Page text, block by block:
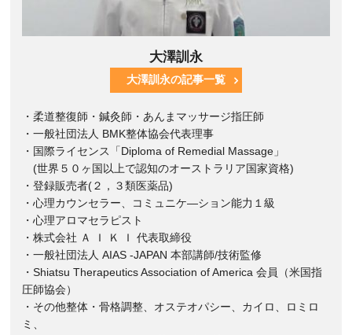
大澤訓永
大澤訓永の記事一覧
・柔道整復師・鍼灸師・あんまマッサージ指圧師
・一般社団法人 BMK整体協会代表理事
・国際ライセンス「Diploma of Remedial Massage」
(世界５０ヶ国以上で認知のオーストラリア国家資格)
・登録販売者(２，３類医薬品)
・心理カウンセラー、コミュニケ―ション能力１級
・心理アロマセラピスト
・株式会社 Ａ Ｉ Ｋ Ｉ 代表取締役
・一般社団法人 AIAS -JAPAN 本部講師/技術監修
・Shiatsu Therapeutics Association of America 会員（米国指
圧師協会）
・その他整体・骨格調整、オステオパシー、カイロ、ロミロ
ミ、